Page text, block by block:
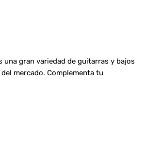
gran variedad de guitarras y bajos
mercado. Complementa tu